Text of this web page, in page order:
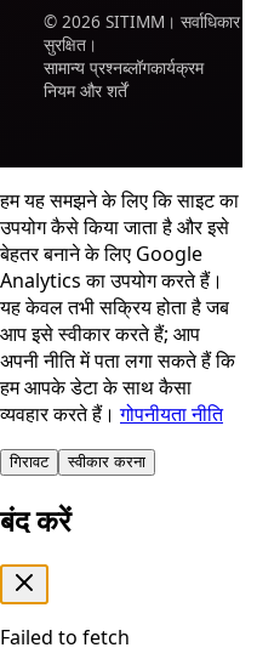
© 2026 SITIMM। सर्वाधिकार
सुरक्षित।
सामान्य प्रश्नब्लॉगकार्यक्रम
नियम और शर्तें
हम यह समझने के लिए कि साइट का
उपयोग कैसे किया जाता है और इसे
बेहतर बनाने के लिए Google
Analytics का उपयोग करते हैं।
यह केवल तभी सक्रिय होता है जब
आप इसे स्वीकार करते हैं; आप
अपनी नीति में पता लगा सकते हैं कि
हम आपके डेटा के साथ कैसा
व्यवहार करते हैं। गोपनीयता नीति
गिरावट स्वीकार करना
बंद करें
Failed to fetch